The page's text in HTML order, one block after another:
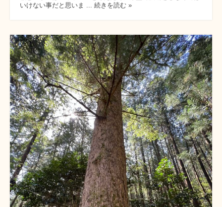
いけない事だと思いま ... 続きを読む »